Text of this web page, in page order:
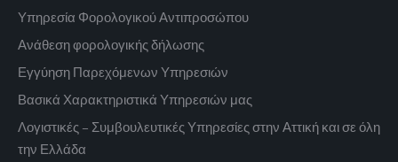
Υπηρεσία Φορολογικού Αντιπροσώπου
Ανάθεση φορολογικής δήλωσης
Εγγύηση Παρεχόμενων Υπηρεσιών
Βασικά Χαρακτηριστικά Υπηρεσιών μας
Λογιστικές – Συμβουλευτικές Υπηρεσίες στην Αττική και σε όλη
την Ελλάδα